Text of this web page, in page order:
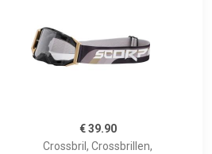
€ 39.90
Crossbril, Crossbrillen,